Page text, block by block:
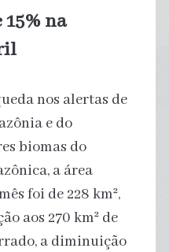
na
nos alertas de
e do
biomas do
a área
foi de 228 km²,
aos 270 km² de
a diminuição